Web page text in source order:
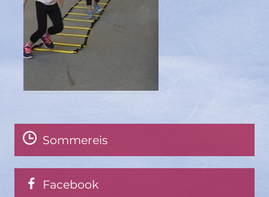
Sommereis
Facebook